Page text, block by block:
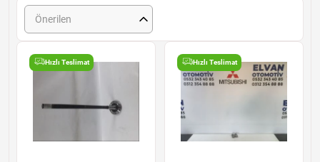
Önerilen
Hızlı Teslimat Hızlı Teslimat